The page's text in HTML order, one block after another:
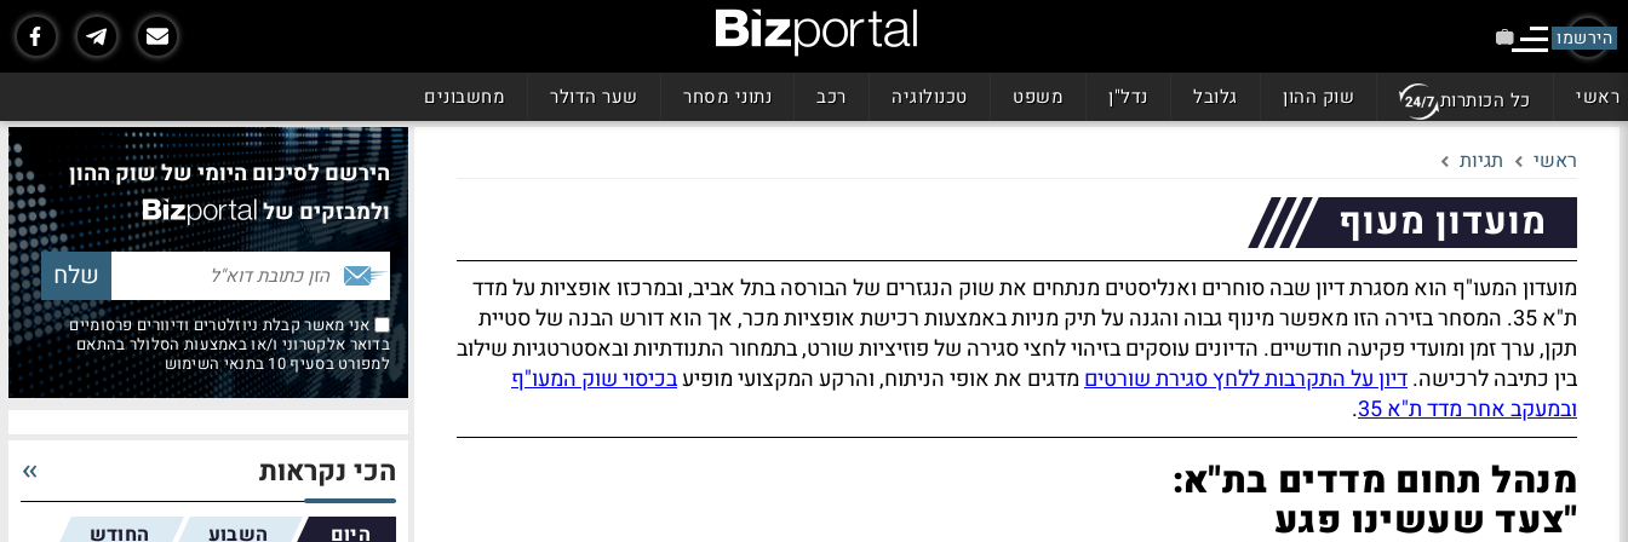
הירשמו
ראשי כל הכותרות שוק ההון גלובל נדל"ן משפט טכנולוגיה רכב נתוני מסחר שער הדולר מחשבונים
ראשי תגיות
מועדון מעוף
מועדון המעו"ף הוא מסגרת דיון שבה סוחרים ואנליסטים מנתחים את שוק הנגזרים של הבורסה בתל אביב, ובמרכזו אופציות על מדד
ת"א 35. המסחר בזירה הזו מאפשר מינוף גבוה והגנה על תיק מניות באמצעות רכישת אופציות מכר, אך הוא דורש הבנה של סטיית
תקן, ערך זמן ומועדי פקיעה חודשיים. הדיונים עוסקים בזיהוי לחצי סגירה של פוזיציות שורט, בתמחור התנודתיות ובאסטרטגיות שילוב
בין כתיבה לרכישה.דיון על התקרבות ללחץ סגירת שורטיםמדגים את אופי הניתוח, והרקע המקצועי מופיעבכיסוי שוק המעו"ף
ובמעקב אחר מדד ת"א 35
.
מנהל תחום מדדים בת"א:
"צעד שעשינו פגע
הירשם לסיכום היומי של שוק ההון
ולמבזקים של
אני מאשר קבלת ניוזלטרים ודיוורים פרסומיים
בדואר אלקטרוני ו/או באמצעות הסלולר בהתאם
למפורט בסעיף 10 בתנאי השימוש
הכי נקראות
היום השבוע החודש